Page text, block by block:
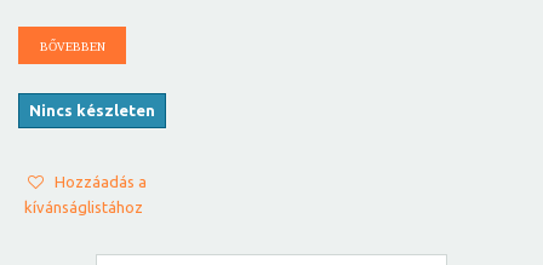
BŐVEBBEN
Nincs készleten
Hozzáadás a
kívánságlistához